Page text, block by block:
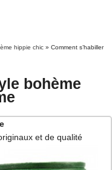
hippie chic » Comment s’habiller
bohème
et de qualité